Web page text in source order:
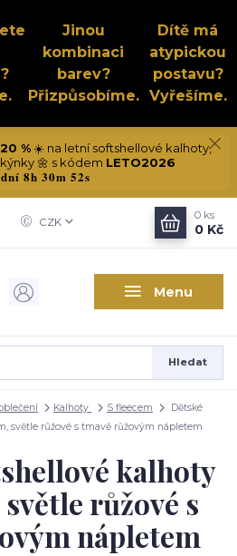
Jinou
kombinaci
barev?
Přizpůsobíme.
Dítě má
atypickou
postavu?
Vyřešíme.
%☀️ na letní softshellové kalhoty,
🌼 s kódem LETO2026
8h 30m 51s
Menu
CZK
Hledat
0 ks
0 Kč
Kalhoty S fleecem
Dětské
světle růžové s tmavě růžovým nápletem
kalhoty
růžové s
nápletem